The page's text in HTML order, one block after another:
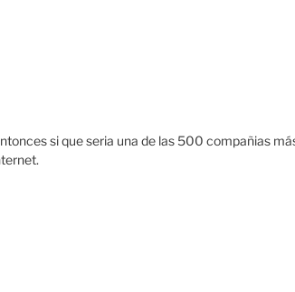
si que seria una de las 500 compañias